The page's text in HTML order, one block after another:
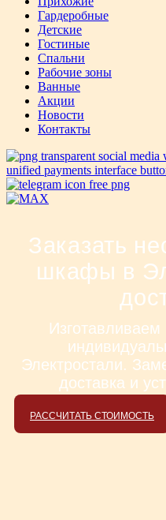
Гардеробные
Детские
Гостиные
Спальни
Рабочие зоны
Ванные
Акции
Новости
Контакты
Заказать
шкафы в
Электростали.
доставка и
РАССЧИТАТЬ СТОИМОСТЬ